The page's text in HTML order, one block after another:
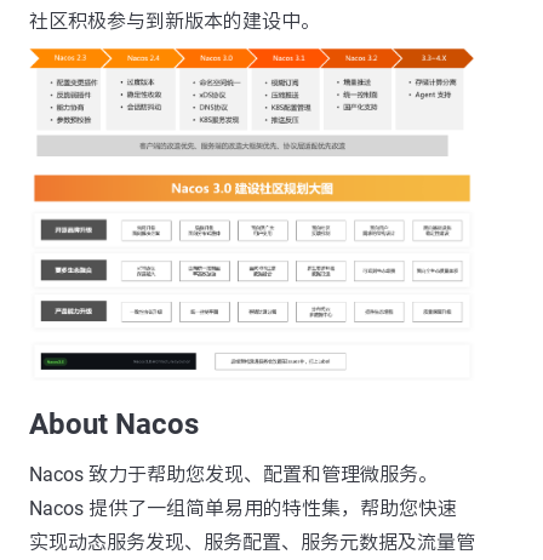
社区积极参与到新版本的建设中。
About Nacos
Nacos 致力于帮助您发现、配置和管理微服务。
Nacos 提供了一组简单易用的特性集，帮助您快速
实现动态服务发现、服务配置、服务元数据及流量管